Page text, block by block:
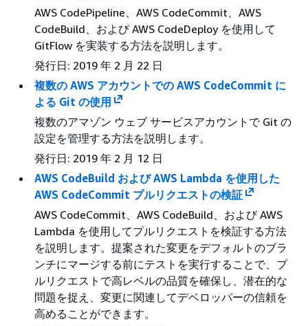
AWS CodePipeline、AWS CodeCommit、AWS
CodeBuild、および AWS CodeDeploy を使用して
GitFlow を実装する方法を説明します。
発行日: 2019 年 2 月 22 日
複数の AWS アカウントでの AWS CodeCommit に
よる Git の使用
複数のアマゾン ウェブ サービスアカウントで Git の
設定を管理する方法を説明します。
発行日: 2019 年 2 月 12 日
AWS CodeBuild および AWS Lambda を使用した
AWS CodeCommit プルリクエストの検証
AWS CodeCommit、AWS CodeBuild、および AWS
Lambda を使用してプルリクエストを検証する方法
を説明します。提案された変更をデフォルトのブラ
ンチにマージする前にテストを実行することで、プ
ルリクエストで高レベルの品質を確保し、潜在的な
問題を捉え、変更に関連してデベロッパーの信頼を
高めることができます。